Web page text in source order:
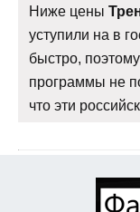
Ниже цены
уступили на в
быстро,
программы не
что эти